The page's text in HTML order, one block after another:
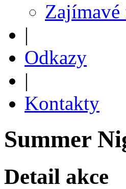
Zajímavé
|
Odkazy
|
Kontakty
Summer
Detail akce